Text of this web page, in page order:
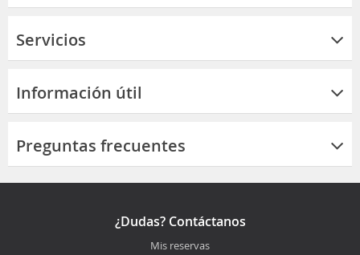
Servicios
Información útil
Preguntas frecuentes
¿Dudas? Contáctanos
Mis reservas